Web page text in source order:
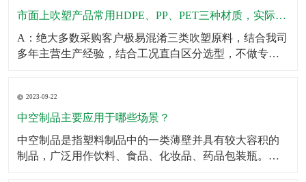
供混合改性料经济型方案，透明告知材质参数，不偷
料、
市面上吹塑产品常用HDPE、PP、PET三种材质，实际使用该怎么选？有什么核心差异？市面上吹塑产品常用HDPE、PP、PET三种材质，实际使用该怎么选？有什么核心差异？
A：绝大多数采购客户极易混淆三类吹塑原料，结合我司
多年主营生产经验，结合工况直白区分选型，不做专业
裂，壁厚可塑性强，适合工业化工桶、机油壶、农用肥
液桶、户外中空配件、仓储周转吹塑箱体，性价比最
高、
2023-09-22
中空制品主要应用于哪些场景？
中空制品是指塑料制品中的一类薄壁并具有较大容积的
制品，广泛用作饮料、食品、化妆品、药品包装瓶。​中